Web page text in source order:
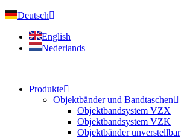
Deutsch
English
Nederlands
Produkte
Objektbänder und Bandtaschen
Objektbandsystem VZX
Objektbandsystem VZK
Objektbänder unverstellbar